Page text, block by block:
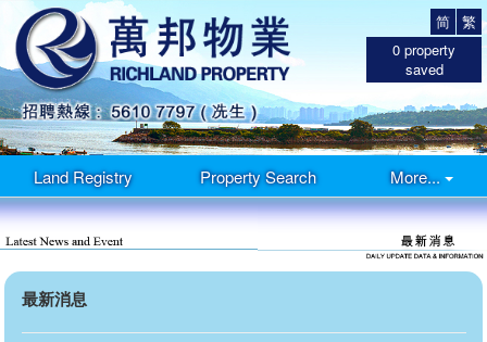
繁
简
0 property
saved
Land Registry Property Search More...
最新消息